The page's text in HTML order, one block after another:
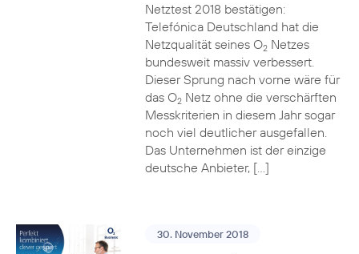
Netztest 2018 bestätigen:
Telefónica Deutschland hat die
Netzqualität seines O2Netzes
bundesweit massiv verbessert.
Dieser Sprung nach vorne wäre für
das O2Netz ohne die verschärften
Messkriterien in diesem Jahr sogar
noch viel deutlicher ausgefallen.
Das Unternehmen ist der einzige
deutsche Anbieter, […]
30. November 2018